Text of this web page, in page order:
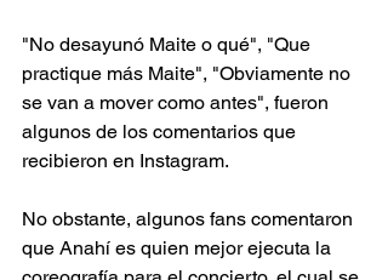
"No desayunó Maite o qué", "Que
practique más Maite", "Obviamente no
se van a mover como antes", fueron
algunos de los comentarios que
recibieron en Instagram.
No obstante, algunos fans comentaron
que Anahí es quien mejor ejecuta la